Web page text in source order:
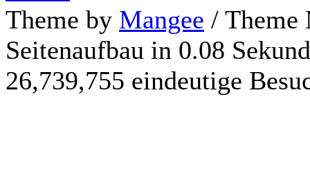
Theme by Mangee /
Seitenaufbau in 0.08
26,739,755 eindeutige